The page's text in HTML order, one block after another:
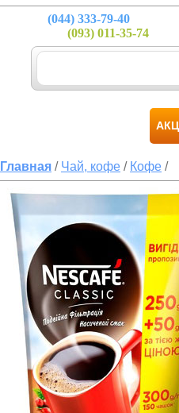
(044) 333-79-40
(093) 011-35-74
Главная / Чай, кофе / Кофе /